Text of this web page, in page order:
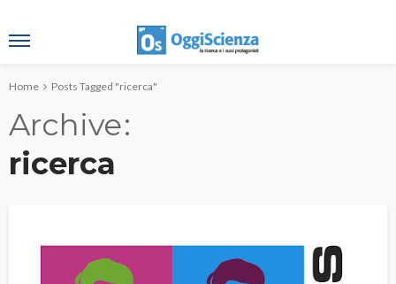
Home Posts Tagged "ricerca"
Archive
ricerca